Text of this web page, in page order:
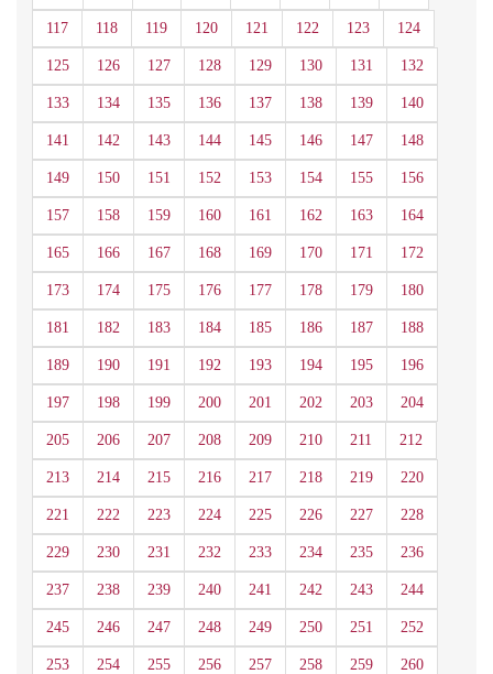
117 118 119 120 121 122 123 124
125 126 127 128 129 130 131 132
133 134 135 136 137 138 139 140
141 142 143 144 145 146 147 148
149 150 151 152 153 154 155 156
157 158 159 160 161 162 163 164
165 166 167 168 169 170 171 172
173 174 175 176 177 178 179 180
181 182 183 184 185 186 187 188
189 190 191 192 193 194 195 196
197 198 199 200 201 202 203 204
205 206 207 208 209 210 211 212
213 214 215 216 217 218 219 220
221 222 223 224 225 226 227 228
229 230 231 232 233 234 235 236
237 238 239 240 241 242 243 244
245 246 247 248 249 250 251 252
253 254 255 256 257 258 259 260